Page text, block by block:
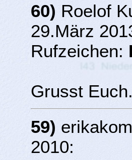
60) Roelof
29.März
Rufzeichen:
Grusst
59)
2010: